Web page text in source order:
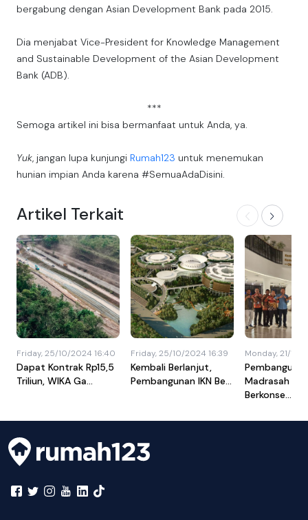
bergabung dengan Asian Development Bank pada 2015.
Dia menjabat Vice-President for Knowledge Management
and Sustainable Development of the Asian Development
Bank (ADB).
***
Semoga artikel ini bisa bermanfaat untuk Anda, ya.
Yuk, jangan lupa kunjungi Rumah123 untuk menemukan
hunian impian Anda karena #SemuaAdaDisini.
Artikel Terkait
Friday, 25/10/2024 16:40
Dapat Kontrak Rp15,5
Triliun, WIKA Ga...
Friday, 25/10/2024 16:39
Kembali Berlanjut,
Pembangunan IKN Be...
Monday, 21/10/
Madrasah di
Berkonse...